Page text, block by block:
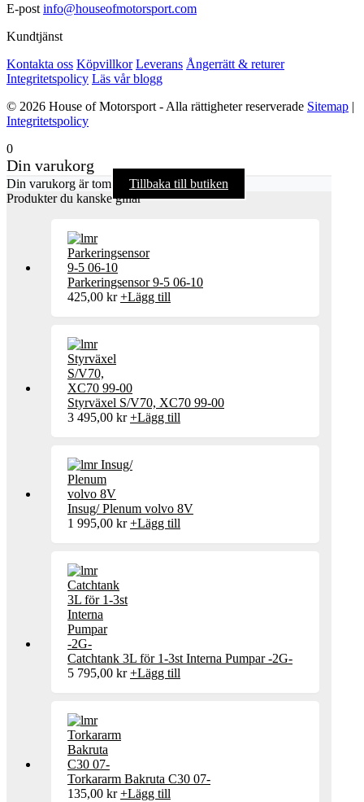
E-post info@houseofmotorsport.com
Kundtjänst
Kontakta oss Köpvillkor Leverans Ångerrätt & returer
Integritetspolicy Läs vår blogg
© 2026 House of Motorsport - Alla rättigheter reserverade Sitemap |
Integritetspolicy
0
Din varukorg
Din varukorg är tom
Tillbaka till butiken
Produkter du kanske gillar
Parkeringsensor 9-5 06-10
425,00 kr +Lägg till
Styrväxel S/V70, XC70 99-00
3 495,00 kr +Lägg till
Insug/ Plenum volvo 8V
1 995,00 kr +Lägg till
Catchtank 3L för 1-3st Interna Pumpar -2G-
5 795,00 kr +Lägg till
Torkararm Bakruta C30 07-
135,00 kr +Lägg till